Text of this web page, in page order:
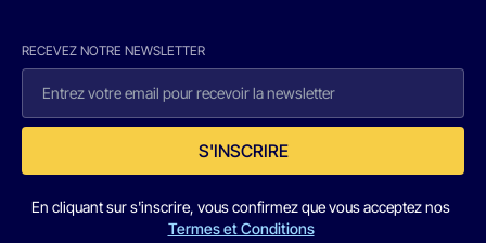
RECEVEZ NOTRE NEWSLETTER
S'INSCRIRE
En cliquant sur s'inscrire, vous confirmez que vous acceptez nos
Termes et Conditions